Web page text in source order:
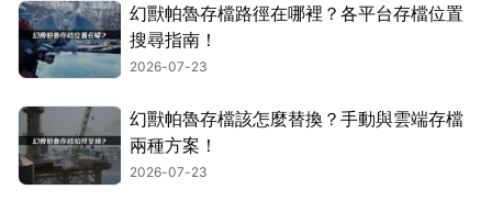
幻獸帕魯存檔路徑在哪裡？各平台存檔位置
搜尋指南！
2026-07-23
幻獸帕魯存檔該怎麼替換？手動與雲端存檔
兩種方案！
2026-07-23